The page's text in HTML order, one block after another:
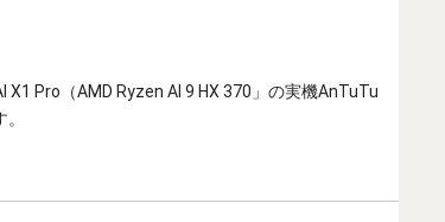
Pro（AMD Ryzen AI 9 HX 370」の実機AnTuTu